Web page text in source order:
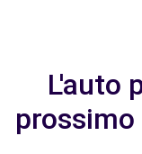
L'auto
prossimo